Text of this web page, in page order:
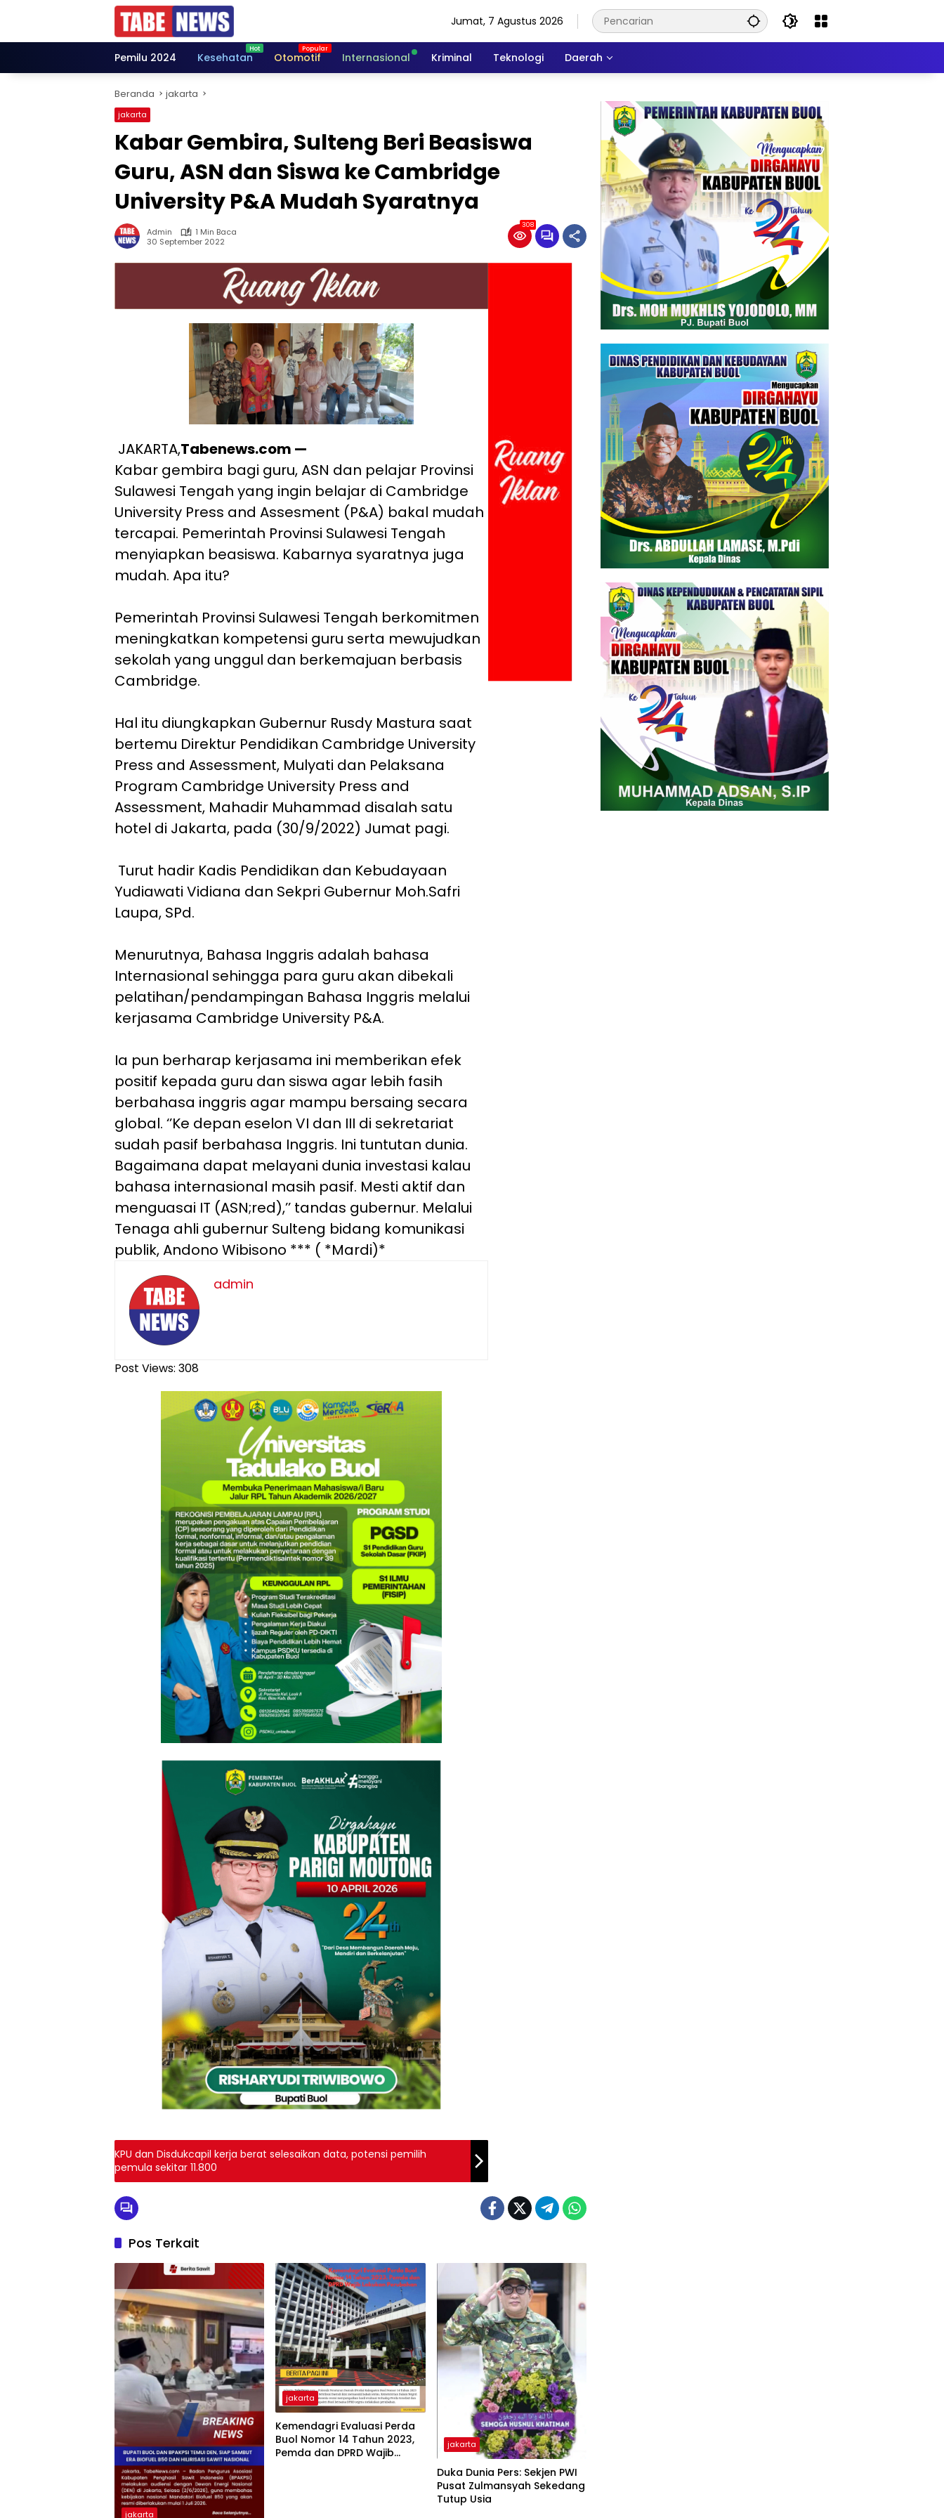
Jumat, 7 Agustus 2026
Pemilu 2024 Kesehatan Otomotif Internasional Kriminal Teknologi Daerah
Beranda jakarta
jakarta
Kabar Gembira, Sulteng Beri Beasiswa
Guru, ASN dan Siswa ke Cambridge
University P&A Mudah Syaratnya
Admin
1 Min Baca
30 September 2022
308
JAKARTA,Tabenews.com —
Kabar gembira bagi guru, ASN dan pelajar Provinsi
Sulawesi Tengah yang ingin belajar di Cambridge
University Press and Assesment (P&A) bakal mudah
tercapai. Pemerintah Provinsi Sulawesi Tengah
menyiapkan beasiswa. Kabarnya syaratnya juga
mudah. Apa itu?
Pemerintah Provinsi Sulawesi Tengah berkomitmen
meningkatkan kompetensi guru serta mewujudkan
sekolah yang unggul dan berkemajuan berbasis
Cambridge.
Hal itu diungkapkan Gubernur Rusdy Mastura saat
bertemu Direktur Pendidikan Cambridge University
Press and Assessment, Mulyati dan Pelaksana
Program Cambridge University Press and
Assessment, Mahadir Muhammad disalah satu
hotel di Jakarta, pada (30/9/2022) Jumat pagi.
Turut hadir Kadis Pendidikan dan Kebudayaan
Yudiawati Vidiana dan Sekpri Gubernur Moh.Safri
Laupa, SPd.
Menurutnya, Bahasa Inggris adalah bahasa
Internasional sehingga para guru akan dibekali
pelatihan/pendampingan Bahasa Inggris melalui
kerjasama Cambridge University P&A.
Ia pun berharap kerjasama ini memberikan efek
positif kepada guru dan siswa agar lebih fasih
berbahasa inggris agar mampu bersaing secara
global. ‘’Ke depan eselon VI dan III di sekretariat
sudah pasif berbahasa Inggris. Ini tuntutan dunia.
Bagaimana dapat melayani dunia investasi kalau
bahasa internasional masih pasif. Mesti aktif dan
menguasai IT (ASN;red),’’ tandas gubernur. Melalui
Tenaga ahli gubernur Sulteng bidang komunikasi
publik, Andono Wibisono *** ( *Mardi)*
admin
Post Views: 308
KPU dan Disdukcapil kerja berat selesaikan data, potensi pemilih
pemula sekitar 11.800
Pos Terkait
jakarta
jakarta
Kemendagri Evaluasi Perda
Buol Nomor 14 Tahun 2023,
Pemda dan DPRD Wajib
jakarta
Duka Dunia Pers: Sekjen PWI
Pusat Zulmansyah Sekedang
Tutup Usia